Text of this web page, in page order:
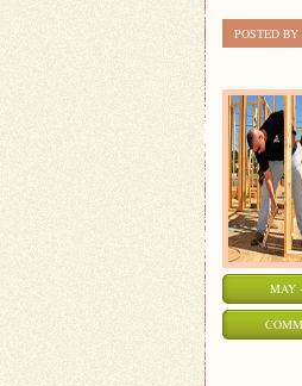
POSTED
MAY